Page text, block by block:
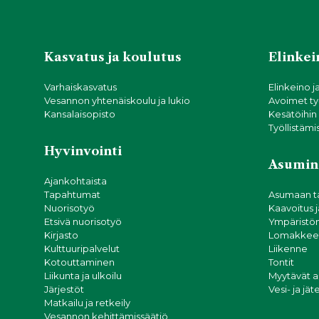
Kasvatus ja koulutus
Varhaiskasvatus
Vesannon yhtenäiskoulu ja lukio
Kansalaisopisto
Hyvinvointi
Ajankohtaista
Tapahtumat
Nuorisotyö
Etsivä nuorisotyö
Kirjasto
Kulttuuripalvelut
Kotouttaminen
Liikunta ja ulkoilu
Järjestöt
Matkailu ja retkeily
Vesannon kehittämissäätiö
Elinkeino
Avoimet
Kesätöihin
Asumaan
Kaavoitus
Liikenne
Tontit
Myytävät
Vesi- ja